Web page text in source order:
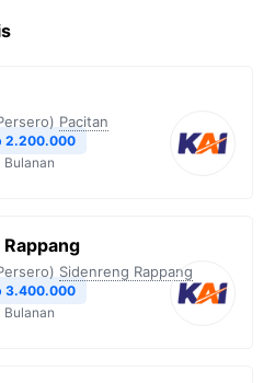
Pacitan
2.200.000
Bulanan
Sidenreng Rappang
3.400.000
Bulanan